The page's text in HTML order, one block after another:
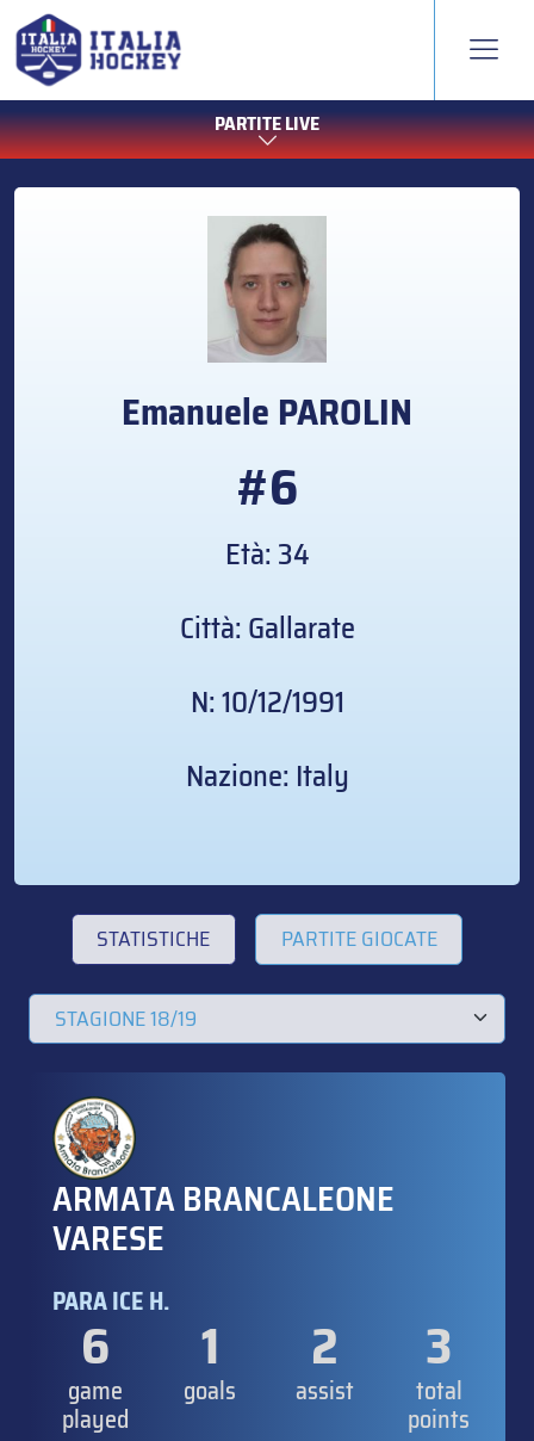
PARTITE LIVE
Emanuele PAROLIN
#6
Età: 34
Città: Gallarate
N: 10/12/1991
Nazione: Italy
STATISTICHE PARTITE GIOCATE
ARMATA BRANCALEONE
VARESE
PARA ICE H.
6
game
played
1
goals
2
assist
3
total
points